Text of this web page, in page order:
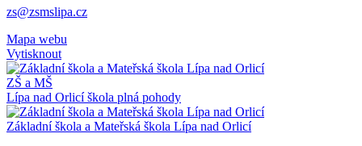
zs@zsmslipa.cz
Mapa webu
Vytisknout
ZŠ a MŠ
Lípa nad Orlicíškola plná pohody
Základní škola a Mateřská škola Lípa nad Orlicí